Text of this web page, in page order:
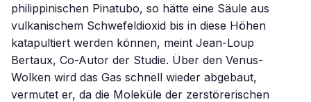
philippinischen Pinatubo, so hätte eine Säule aus
vulkanischem Schwefeldioxid bis in diese Höhen
katapultiert werden können, meint Jean-Loup
Bertaux, Co-Autor der Studie. Über den Venus-
Wolken wird das Gas schnell wieder abgebaut,
vermutet er, da die Moleküle der zerstörerischen